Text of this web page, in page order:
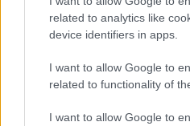
related to analytics like
device identifiers in apps.
I want to allow Google to
related to functionality of
I want to allow Google to
Izklop elektrike: 424.
Izklop elektrike: 421.
pred 22 urami
Izklop elektrike: 423.